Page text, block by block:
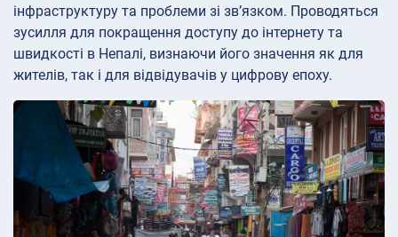
інфраструктуру та проблеми зі зв’язком. Проводяться
зусилля для покращення доступу до інтернету та
швидкості в Непалі, визнаючи його значення як для
жителів, так і для відвідувачів у цифрову епоху.